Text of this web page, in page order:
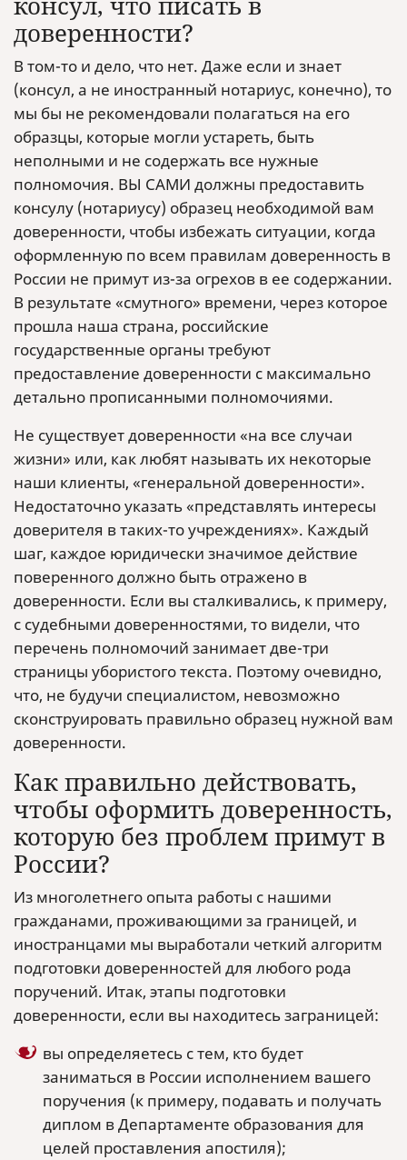
доверенности?
В том-то и дело, что нет. Даже если и знает
(консул, а не иностранный нотариус, конечно), то
мы бы не рекомендовали полагаться на его
образцы, которые могли устареть, быть
неполными и не содержать все нужные
полномочия. ВЫ САМИ должны предоставить
консулу (нотариусу) образец необходимой вам
доверенности, чтобы избежать ситуации, когда
оформленную по всем правилам доверенность в
России не примут из-за огрехов в ее содержании.
В результате «смутного» времени, через которое
прошла наша страна, российские
государственные органы требуют
предоставление доверенности с максимально
детально прописанными полномочиями.
Не существует доверенности «на все случаи
жизни» или, как любят называть их некоторые
наши клиенты, «генеральной доверенности».
Недостаточно указать «представлять интересы
доверителя в таких-то учреждениях». Каждый
шаг, каждое юридически значимое действие
поверенного должно быть отражено в
доверенности. Если вы сталкивались, к примеру,
с судебными доверенностями, то видели, что
перечень полномочий занимает две-три
страницы убористого текста. Поэтому очевидно,
что, не будучи специалистом, невозможно
сконструировать правильно образец нужной вам
доверенности.
Как правильно действовать,
чтобы оформить доверенность,
которую без проблем примут в
России?
Из многолетнего опыта работы с нашими
гражданами, проживающими за границей, и
иностранцами мы выработали четкий алгоритм
подготовки доверенностей для любого рода
поручений. Итак, этапы подготовки
доверенности, если вы находитесь заграницей:
вы определяетесь с тем, кто будет
заниматься в России исполнением вашего
поручения (к примеру, подавать и получать
диплом в Департаменте образования для
целей проставления апостиля);